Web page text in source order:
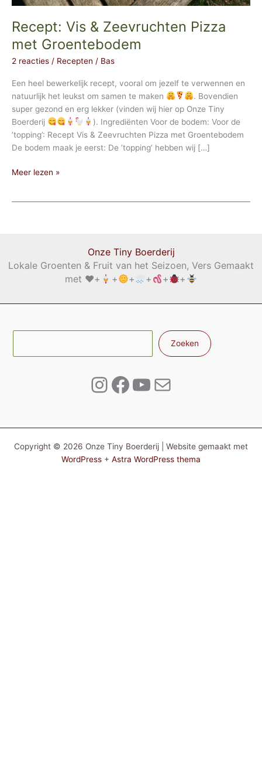
Recept: Vis & Zeevruchten Pizza
met Groentebodem
2 reacties / Recepten / Bas
Een heel bewerkelijk recept, vooral om jezelf te verwennen en
natuurlijk het leukst om samen te maken
. Bovendien
super gezond en erg lekker (vinden wij hier op Onze Tiny
Boerderij
). Ingrediënten Voor de bodem: Voor de
’topping’: Recept Vis & Zeevruchten Pizza met Groentebodem
De bodem maak je eerst: De ’topping’ hebben wij […]
Recept:
Meer lezen »
Onze Tiny Boerderij
Lokale Groenten & Fruit van het Seizoen, Vers Gemaakt
met ♥️+ + + + + +
Zoeken
Instagram
Facebook
YouTube
E-mail
Copyright © 2026 Onze Tiny Boerderij | Website gemaakt met
WordPress + Astra WordPress thema